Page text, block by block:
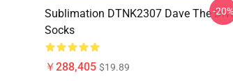
Sublimation DTNK2307 Dave The
Socks
￥288,405 $19.89
-20%